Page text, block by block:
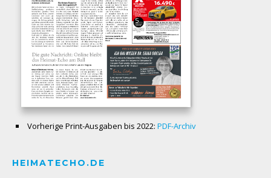
Vorherige Print-Ausgaben bis 2022: PDF-Archiv
HEIMATECHO.DE